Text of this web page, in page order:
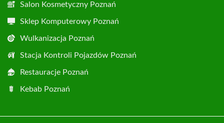
Salon Kosmetyczny Poznań
Sklep Komputerowy Poznań
Wulkanizacja Poznań
Stacja Kontroli Pojazdów Poznań
Restauracje Poznań
Kebab Poznań